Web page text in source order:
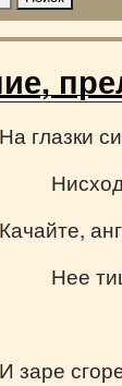
На глазки
Качайте,
Нее
И заре